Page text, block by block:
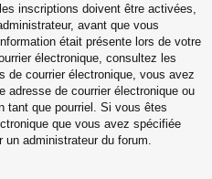
inscriptions doivent être activées,
avant que vous
était présente lors de votre
électronique, consultez les
de courrier électronique, vous avez
adresse de courrier électronique ou
tant que pourriel. Si vous êtes
que vous avez spécifiée
administrateur du forum.